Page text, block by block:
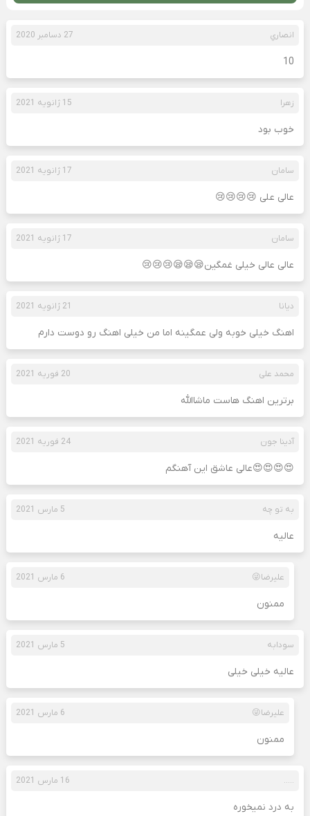
انصاري 27 دسامبر 2020
10
زهرا 15 ژانویه 2021
خوب بود
سامان 17 ژانویه 2021
عالی علی 😢😢😢😢
سامان 17 ژانویه 2021
عالی عالی خیلی غمگین😪😪😪😢😢😢
دیانا 21 ژانویه 2021
اهنگ خیلی خوبه ولی عمگینه اما من خیلی اهنگ رو دوست دارم
محمد علی 20 فوریه 2021
برترین اهنگ هاست ماشاالله
آدینا جون 24 فوریه 2021
😍😍😍😍عالی عاشق این آهنگم
به تو چه 5 مارس 2021
عالیه
علیرضا😜 6 مارس 2021
ممنون
سودابه 5 مارس 2021
عالیه خیلی خیلی
علیرضا😜 6 مارس 2021
ممنون
….. 16 مارس 2021
به درد نمیخوره